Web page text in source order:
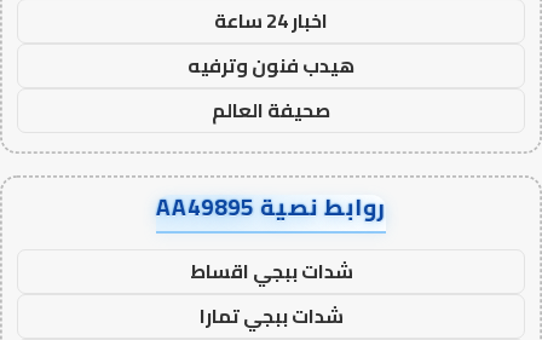
اخبار 24 ساعة
هيدب فنون وترفيه
صحيفة العالم
روابط نصية AA49895
شدات ببجي اقساط
شدات ببجي تمارا